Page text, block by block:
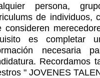
persona,
de individuos,
consideren
es completar
necesaria
Recordamos
" JOVENES